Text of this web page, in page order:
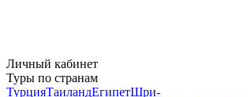
Личный кабинет
Туры по странам
ТурцияТаиландЕгипетШри-